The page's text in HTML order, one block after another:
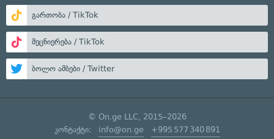
გართობა / TikTok
მეცნიერება / TikTok
ბოლო ამბები / Twitter
© On.ge LLC, 2015–2026
კონტაქტი: info@on.ge +995 577 340 891